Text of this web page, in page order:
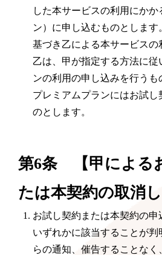
した本サービスの利用にかか
ン）に申し込むものとします
基づき乙による本サービスの
乙は、甲が指定する方法に従
ンの利用の申し込みを行うも
プレミアムプランにはお試し
のとします。
第6条 【甲による
たは本契約の取消し
お試し契約または本契約の
いずれかに該当することが
らの通知、催告することな